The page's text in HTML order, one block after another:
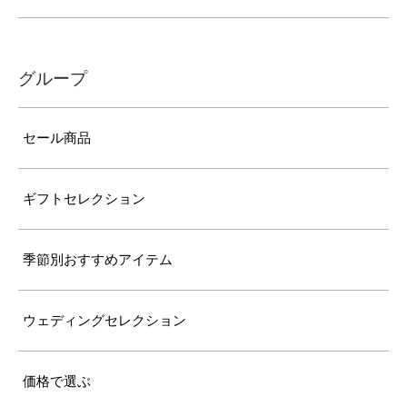
グループ
セール商品
ギフトセレクション
季節別おすすめアイテム
ウェディングセレクション
価格で選ぶ